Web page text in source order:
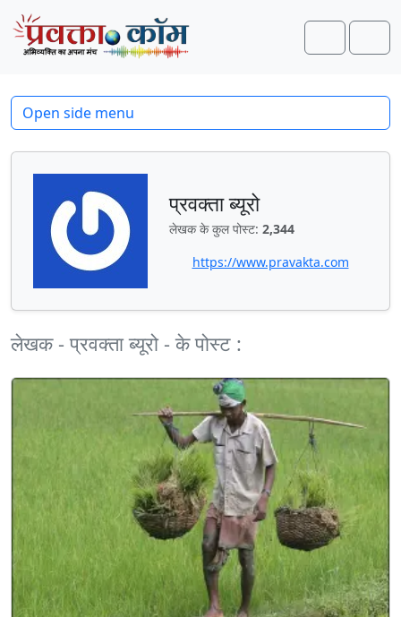
Skip to content
Skip to footer
Search
प्रवक्‍ता ब्यूरो
लेखक के कुल पोस्ट: 2,344
https://www.pravakta.com
लेखक - प्रवक्‍ता ब्यूरो - के पोस्ट :
Open side menu